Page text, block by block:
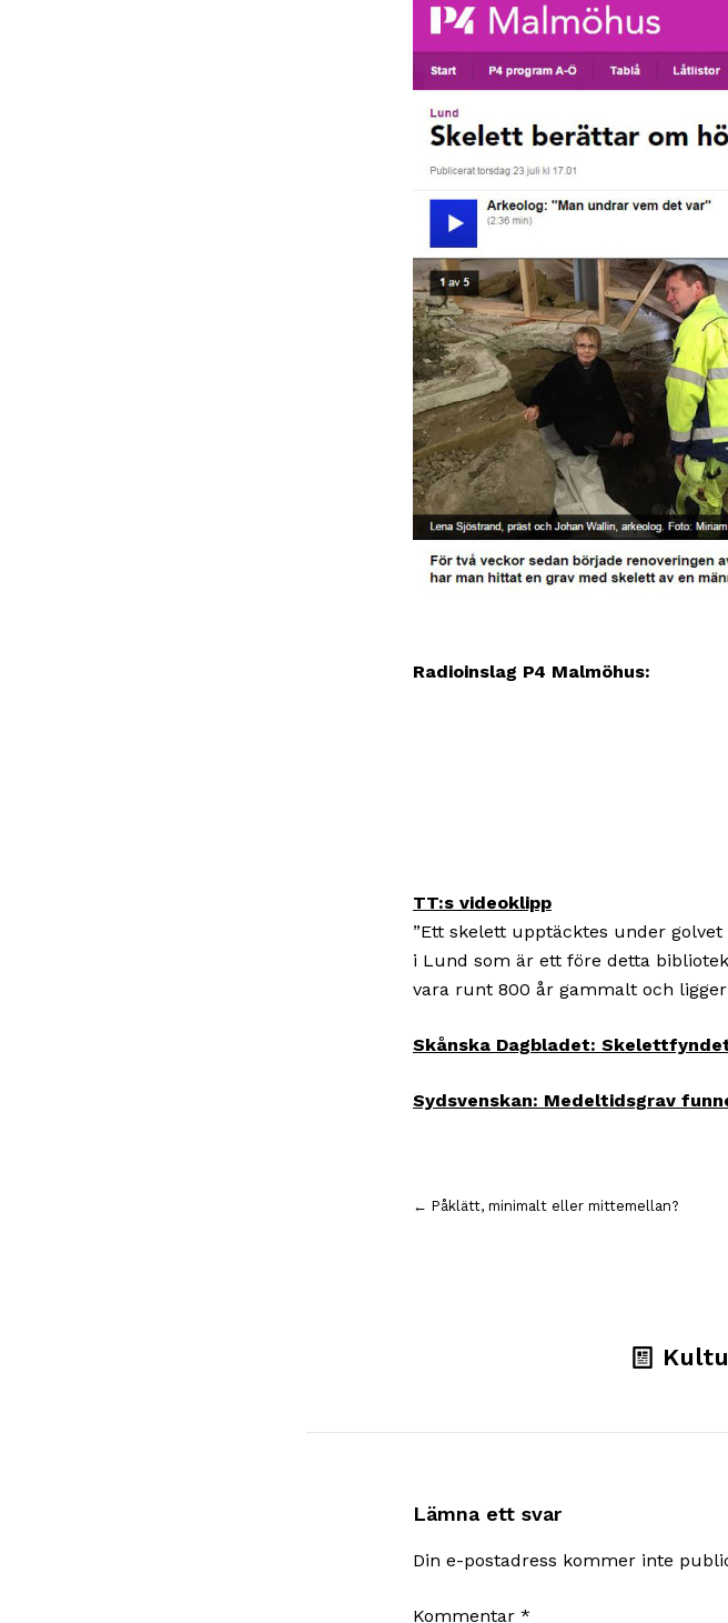
Radioinslag P4 Malmöhus:
TT:s videoklipp
”Ett skelett upptäcktes under
i Lund som är ett före detta
vara runt 800 år gammalt och
Skånska Dagbladet:
Sydsvenskan: Medeltidsgrav
← Påklätt, minimalt eller mittemellan?
Lämna ett svar
Din e-postadress kommer inte
Kommentar *